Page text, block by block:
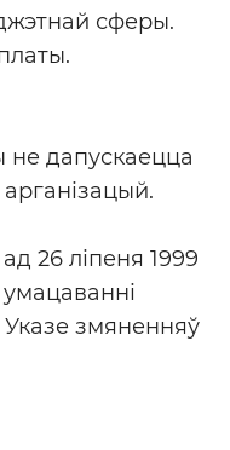
сферы.
не дапускаецца
26 ліпеня 1999
змяненняў